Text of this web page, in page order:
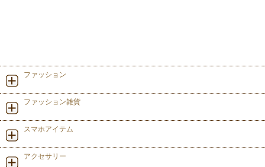
ファッション
ファッション雑貨
スマホアイテム
アクセサリー